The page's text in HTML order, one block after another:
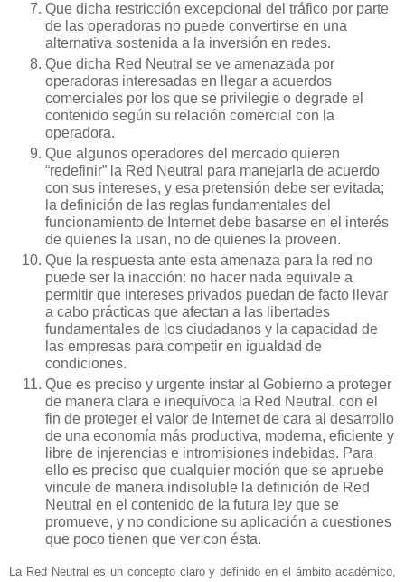
Que dicha restricción excepcional del tráfico por parte
de las operadoras no puede convertirse en una
alternativa sostenida a la inversión en redes.
Que dicha Red Neutral se ve amenazada por
operadoras interesadas en llegar a acuerdos
comerciales por los que se privilegie o degrade el
contenido según su relación comercial con la
operadora.
Que algunos operadores del mercado quieren
“redefinir” la Red Neutral para manejarla de acuerdo
con sus intereses, y esa pretensión debe ser evitada;
la definición de las reglas fundamentales del
funcionamiento de Internet debe basarse en el interés
de quienes la usan, no de quienes la proveen.
Que la respuesta ante esta amenaza para la red no
puede ser la inacción: no hacer nada equivale a
permitir que intereses privados puedan de facto llevar
a cabo prácticas que afectan a las libertades
fundamentales de los ciudadanos y la capacidad de
las empresas para competir en igualdad de
condiciones.
Que es preciso y urgente instar al Gobierno a proteger
de manera clara e inequívoca la Red Neutral, con el
fin de proteger el valor de Internet de cara al desarrollo
de una economía más productiva, moderna, eficiente y
libre de injerencias e intromisiones indebidas. Para
ello es preciso que cualquier moción que se apruebe
vincule de manera indisoluble la definición de Red
Neutral en el contenido de la futura ley que se
promueve, y no condicione su aplicación a cuestiones
que poco tienen que ver con ésta.
La Red Neutral es un concepto claro y definido en el ámbito académico,